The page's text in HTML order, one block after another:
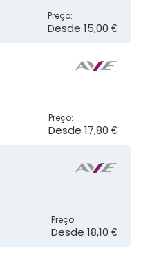
Preço:
Desde 15,00 €
Preço:
Desde 17,80 €
Preço:
Desde 18,10 €